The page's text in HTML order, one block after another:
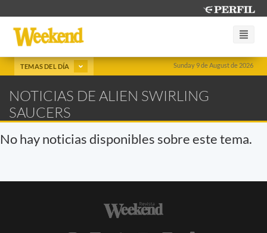
Sunday 9 de August de 2026
TEMAS DEL DÍA
NOTICIAS DE ALIEN SWIRLING
SAUCERS
No hay noticias disponibles sobre este tema.